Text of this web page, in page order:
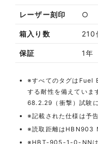
レーザー刻印 ○
箱入り数 210
保証 1年
※すべてのタグはFuel
する耐性を備えていま
68.2.29（衝撃）試験に
※記載された仕様は予
※読取距離はHBN903
※HBT-905-1-0-NNは